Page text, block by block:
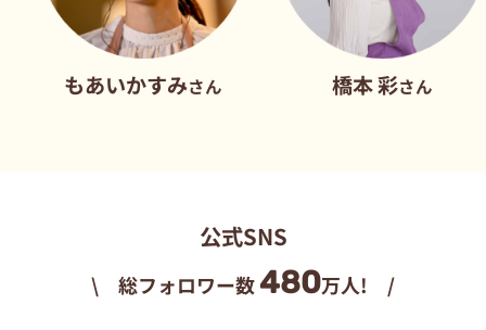
あいかすみさん さん
公式SNS
\ 総フォロワー数480万人! /